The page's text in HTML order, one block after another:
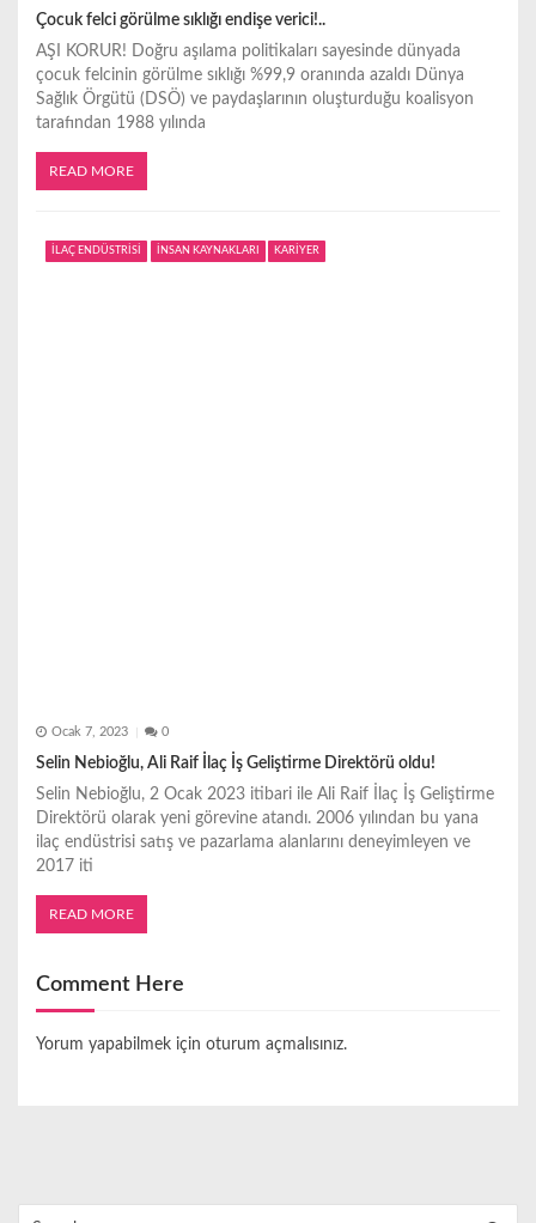
Çocuk felci görülme sıklığı endişe verici!..
AŞI KORUR! Doğru aşılama politikaları sayesinde dünyada
çocuk felcinin görülme sıklığı %99,9 oranında azaldı Dünya
Sağlık Örgütü (DSÖ) ve paydaşlarının oluşturduğu koalisyon
tarafından 1988 yılında
READ MORE
İLAÇ ENDÜSTRİSİ İNSAN KAYNAKLARI KARİYER
Ocak 7, 2023 0
Selin Nebioğlu, Ali Raif İlaç İş Geliştirme Direktörü oldu!
Selin Nebioğlu, 2 Ocak 2023 itibari ile Ali Raif İlaç İş Geliştirme
Direktörü olarak yeni görevine atandı. 2006 yılından bu yana
ilaç endüstrisi satış ve pazarlama alanlarını deneyimleyen ve
2017 iti
READ MORE
Comment Here
Yorum yapabilmek için oturum açmalısınız.